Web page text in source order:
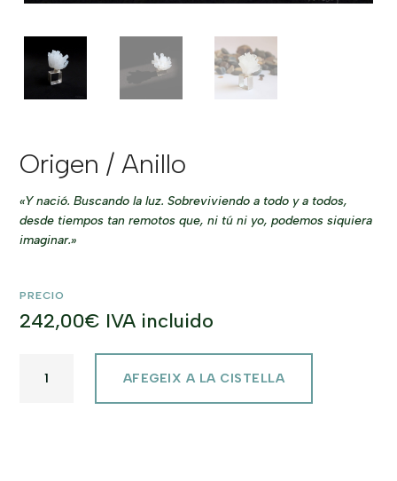
Origen / Anillo
«Y nació. Buscando la luz. Sobreviviendo a todo y a todos,
desde tiempos tan remotos que, ni tú ni yo, podemos siquiera
imaginar.»
PRECIO
242,00€ IVA incluido
AFEGEIX A LA CISTELLA